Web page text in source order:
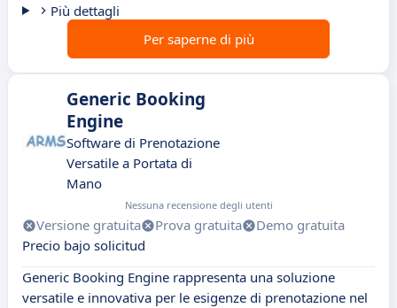
Più dettagli
Per saperne di più
Generic Booking
Engine
Software di Prenotazione
Versatile a Portata di
Mano
Nessuna recensione degli utenti
Versione gratuita Prova gratuita
Demo gratuita
Precio bajo solicitud
Generic Booking Engine rappresenta una soluzione
versatile e innovativa per le esigenze di prenotazione nel